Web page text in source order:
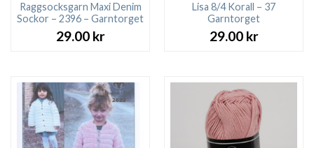
Raggsocksgarn Maxi Denim
Sockor – 2396 – Garntorget
29.00 kr
Lisa 8/4 Korall – 37
Garntorget
29.00 kr